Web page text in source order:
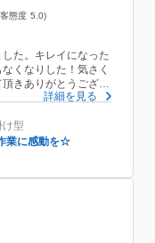
態度 5.0
た。キレイになった
くなりした！気さく
きありがとうござい
お得だと思います。
詳細を見る
型
業に感動を☆